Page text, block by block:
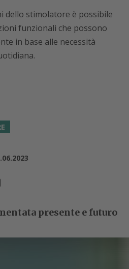
dello stimolatore è possibile
funzionali che possono
in base alle necessità
presente e futuro